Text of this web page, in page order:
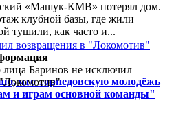
«Машук-КМВ» потерял дом.
клубной базы, где жили
тушили, как часто и...
что торпедовскую молодёжь
и играм основной команды"
лица Баринов не исключил